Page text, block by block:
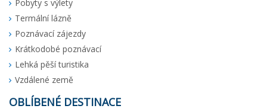
Pobyty s výlety
Termální lázně
Poznávací zájezdy
Krátkodobé poznávací
Lehká pěší turistika
Vzdálené země
OBLÍBENÉ DESTINACE